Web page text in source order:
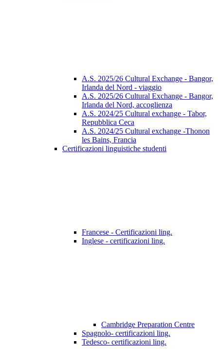
A.S. 2025/26 Cultural Exchange - Bangor,
Irlanda del Nord - viaggio
A.S. 2025/26 Cultural Exchange - Bangor,
Irlanda del Nord, accoglienza
A.S. 2024/25 Cultural exchange - Tabor,
Repubblica Ceca
A.S. 2024/25 Cultural exchange -Thonon
les Bains, Francia
Certificazioni linguistiche studenti
Francese - Certificazioni ling.
Inglese - certificazioni ling.
Cambridge Preparation Centre
Spagnolo- certificazioni ling.
Tedesco- certificazioni ling.